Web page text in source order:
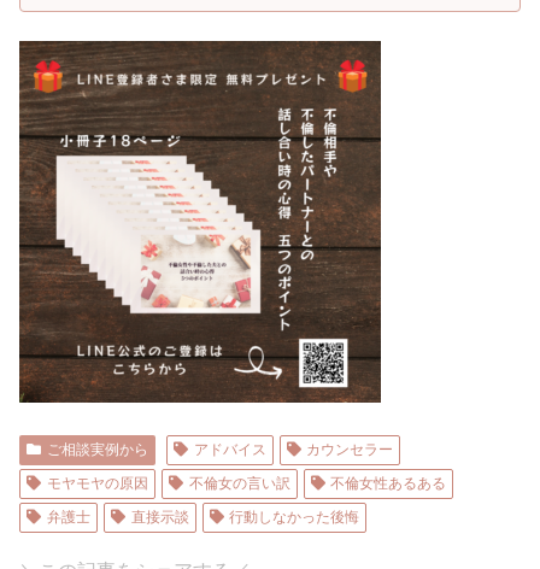
ご相談実例から アドバイス
カウンセラー
モヤモヤの原因
不倫女の言い訳
不倫女性あるある
弁護士
直接示談 行動しなかった後悔